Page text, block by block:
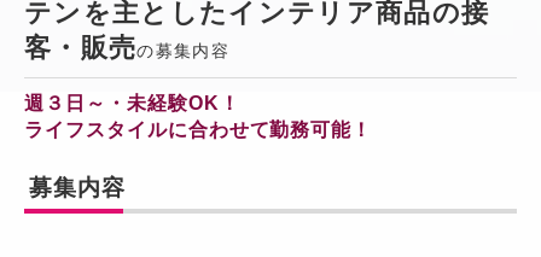
テンを主としたインテリア商品の接
客・販売の募集内容
週３日～・未経験OK！
ライフスタイルに合わせて勤務可能！
募集内容